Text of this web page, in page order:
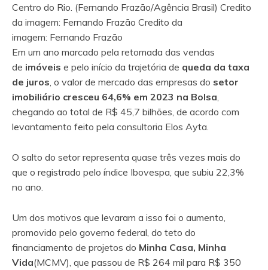
Centro do Rio. (Fernando Frazão/Agência Brasil) Credito
da imagem: Fernando Frazão Credito da
imagem: Fernando Frazão
Em um ano marcado pela retomada das vendas
de imóveis e pelo início da trajetória de queda da taxa
de juros , o valor de mercado das empresas do setor
imobiliário cresceu 64,6% em 2023 na Bolsa
chegando ao total de R$ 45,7 bilhões, de acordo com
levantamento feito pela consultoria Elos Ayta.
O salto do setor representa quase três vezes mais do
que o registrado pelo índice Ibovespa, que subiu 22,3%
no ano.
Um dos motivos que levaram a isso foi o aumento,
promovido pelo governo federal, do teto do
financiamento de projetos do Minha Casa, Minha
Vida(MCMV), que passou de R$ 264 mil para R$ 350